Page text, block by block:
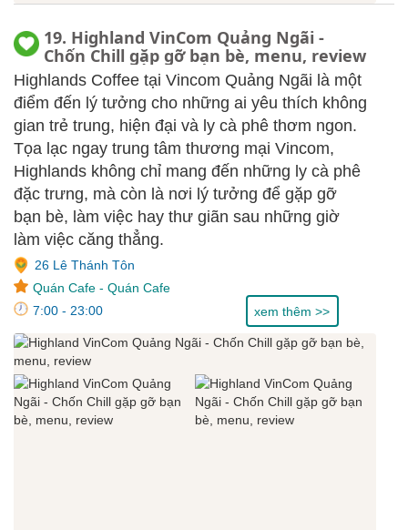
19. Highland VinCom Quảng Ngãi -
Chốn Chill gặp gỡ bạn bè, menu, review
Highlands Coffee tại Vincom Quảng Ngãi là một
điểm đến lý tưởng cho những ai yêu thích không
gian trẻ trung, hiện đại và ly cà phê thơm ngon.
Tọa lạc ngay trung tâm thương mại Vincom,
Highlands không chỉ mang đến những ly cà phê
đặc trưng, mà còn là nơi lý tưởng để gặp gỡ
bạn bè, làm việc hay thư giãn sau những giờ
làm việc căng thẳng.
26 Lê Thánh Tôn
Quán Cafe - Quán Cafe
7:00 - 23:00
xem thêm >>